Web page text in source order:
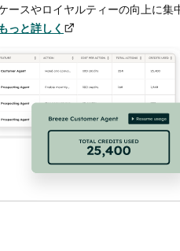
やロイヤルティーの向上に集中でき
しく